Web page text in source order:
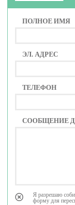
ПОЛНОЕ ИМЯ
ЭЛ. АДРЕС
ТЕЛЕФОН
СООБЩЕНИЕ
Я разрешаю
форму для